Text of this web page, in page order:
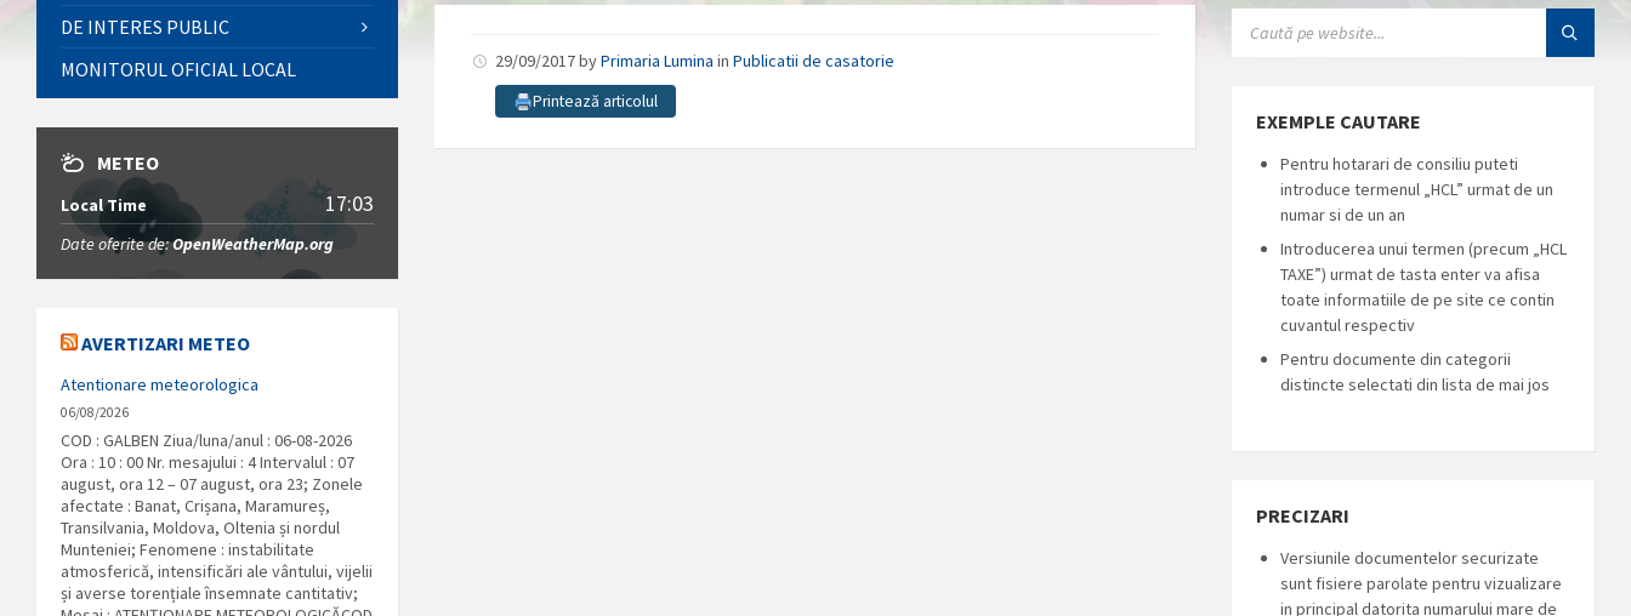
29/09/2017byPrimaria Lumina inPublicatii de casatorie
Printează articolul
DE INTERES PUBLIC
MONITORUL OFICIAL LOCAL
METEO
Local Time 17:03
Date oferite de:OpenWeatherMap.org
AVERTIZARI METEO
Atentionare meteorologica
06/08/2026
COD : GALBEN Ziua/luna/anul : 06-08-2026
Ora : 10 : 00 Nr. mesajului : 4 Intervalul : 07
august, ora 12 – 07 august, ora 23; Zonele
afectate : Banat, Crișana, Maramureș,
Transilvania, Moldova, Oltenia și nordul
Munteniei; Fenomene : instabilitate
atmosferică, intensificări ale vântului, vijelii
și averse torențiale însemnate cantitativ;
EXEMPLE CAUTARE
Pentru hotarari de consiliu puteti
introduce termenul „HCL” urmat de un
numar si de un an
Introducerea unui termen (precum „HCL
TAXE”) urmat de tasta enter va afisa
toate informatiile de pe site ce contin
cuvantul respectiv
Pentru documente din categorii
distincte selectati din lista de mai jos
PRECIZARI
Versiunile documentelor securizate
sunt fisiere parolate pentru vizualizare
in principal datorita numarului mare de